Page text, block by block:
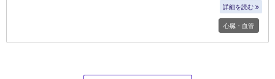
詳細を読む
心臓・血管